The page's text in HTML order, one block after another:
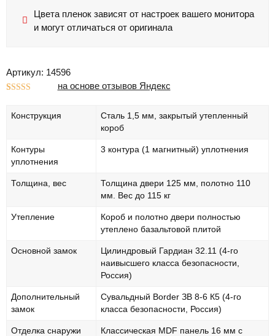
Артикул: 14596
основе
на основе отзывов Яндекс
Конструкция
Сталь 1,5 мм, закрытый утепленный
короб
Контуры
уплотнения
3 контура (1 магнитный) уплотнения
Толщина, вес
Толщина двери 125 мм, полотно 110
мм. Вес до 115 кг
Утепление
Короб и полотно двери полностью
утеплено базальтовой плитой
Основной замок
Цилиндровый Гардиан 32.11 (4-го
наивысшего класса безопасности,
Россия)
Дополнительный
замок
Сувальдный Border ЗВ 8-6 К5 (4-го
класса безопасности, Россия)
Отделка снаружи
Классическая MDF панель 16 мм с
Цвета пленок зависят от настроек вашего монитора
и могут отличаться от оригинала